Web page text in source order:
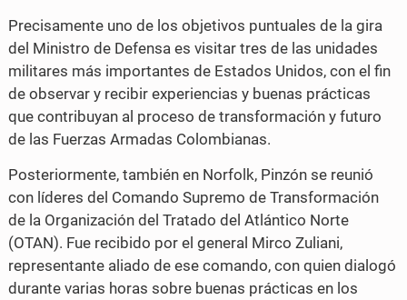
Precisamente uno de los objetivos puntuales de la gira
del Ministro de Defensa es visitar tres de las unidades
militares más importantes de Estados Unidos, con el fin
de observar y recibir experiencias y buenas prácticas
que contribuyan al proceso de transformación y futuro
de las Fuerzas Armadas Colombianas.
Posteriormente, también en Norfolk, Pinzón se reunió
con líderes del Comando Supremo de Transformación
de la Organización del Tratado del Atlántico Norte
(OTAN). Fue recibido por el general Mirco Zuliani,
representante aliado de ese comando, con quien dialogó
durante varias horas sobre buenas prácticas en los